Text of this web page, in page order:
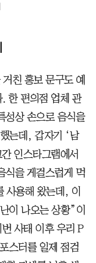
친 홍보 문구도 예
한 편의점 업체 관
성상 손으로 음식을
는데, 갑자기 ‘남
인스타그램에서
식을 게걸스럽게 먹
사용해 왔는데, 이
이 나오는 상황”이
사태 이후 우리 P
스터를 일제 점검